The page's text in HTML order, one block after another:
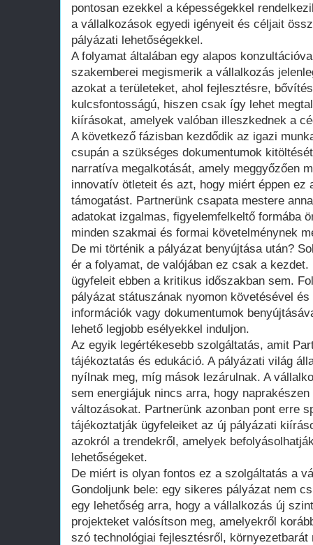
pontosan ezekkel a képességekkel
a vállalkozások egyedi igényeit és céljait
pályázati lehetőségekkel.
A folyamat általában egy alapos
szakemberei megismerik a vállalkozás
azokat a területeket, ahol fejlesztésre,
kulcsfontosságú, hiszen csak így lehet
kiírásokat, amelyek valóban illeszkednek a
A következő fázisban kezdődik az igazi
csupán a szükséges dokumentumok
narratíva megalkotását, amely meggyőzően
innovatív ötleteit és azt, hogy miért éppen ez
támogatást. Partnerünk csapata mestere
adatokat izgalmas, figyelemfelkeltő formába
minden szakmai és formai követelménynek
De mi történik a pályázat benyújtása után?
ér a folyamat, de valójában ez csak a
ügyfeleit ebben a kritikus időszakban sem.
pályázat státuszának nyomon követésével
információk vagy dokumentumok
lehető legjobb esélyekkel induljon.
Az egyik legértékesebb szolgáltatás, amit
tájékoztatás és edukáció. A pályázati világ
nyílnak meg, míg mások lezárulnak. A
sem energiájuk nincs arra, hogy
változásokat. Partnerünk azonban pont erre
tájékoztatják ügyfeleiket az új pályázati
azokról a trendekről, amelyek
lehetőségeket.
De miért is olyan fontos ez a szolgáltatás a
Gondoljunk bele: egy sikeres pályázat nem
egy lehetőség arra, hogy a vállalkozás új
projekteket valósítson meg, amelyekről
szó technológiai fejlesztésről,